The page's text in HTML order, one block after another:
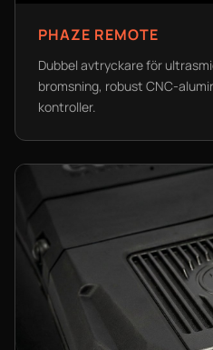
PHAZE REMOTE
Dubbel avtryckare för
bromsning, robust CNC-
kontroller.